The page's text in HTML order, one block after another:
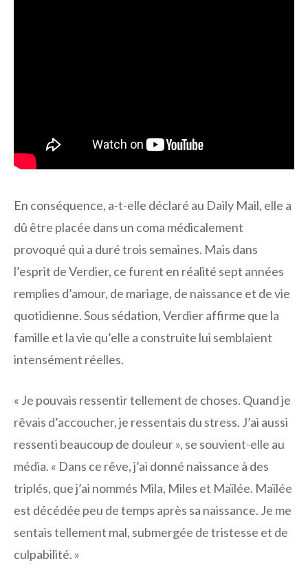
En conséquence, a-t-elle déclaré au Daily Mail, elle a
dû être placée dans un coma médicalement
provoqué qui a duré trois semaines. Mais dans
l’esprit de Verdier, ce furent en réalité sept années
remplies d’amour, de mariage, de naissance et de vie
quotidienne. Sous sédation, Verdier affirme que la
famille et la vie qu’elle a construite lui semblaient
intensément réelles.
« Je pouvais ressentir tellement de choses. Quand je
rêvais d’accoucher, je ressentais du stress. J’ai aussi
ressenti beaucoup de douleur », se souvient-elle au
média. « Dans ce rêve, j’ai donné naissance à des
triplés, que j’ai nommés Mila, Miles et Maïlée. Maïlée
est décédée peu de temps après sa naissance. Je me
sentais tellement mal, submergée de tristesse et de
culpabilité. »